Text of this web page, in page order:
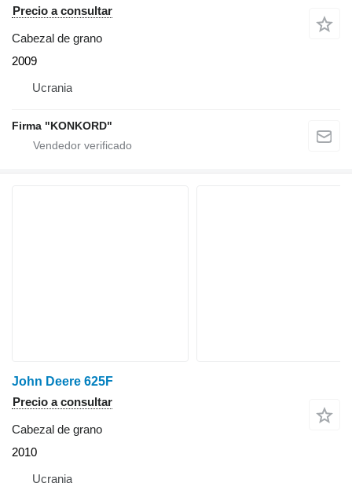
Precio a consultar
Cabezal de grano
2009
Ucrania
Firma "KONKORD"
John Deere 625F
Precio a consultar
Cabezal de grano
2010
Ucrania